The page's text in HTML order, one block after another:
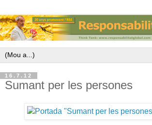
16.7.12
Sumant per les persones